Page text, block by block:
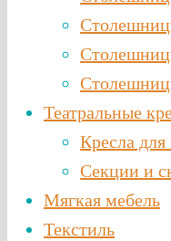
Театральные
Кресла
Секции и
Мягкая мебель
Текстиль